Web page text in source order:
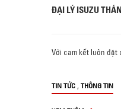
ĐẠI LÝ ISUZU
Với cam kết luôn
TIN TỨC , THÔNG TIN